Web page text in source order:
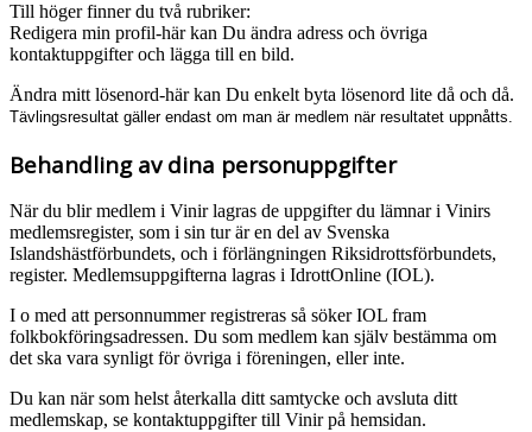
Till höger finner du två rubriker:
Redigera min profil-här kan Du ändra adress och övriga
kontaktuppgifter och lägga till en bild.
Ändra mitt lösenord-här kan Du enkelt byta lösenord lite då och då.
Tävlingsresultat gäller endast om man är medlem när resultatet uppnåtts.
Behandling av dina personuppgifter
När du blir medlem i Vinir lagras de uppgifter du lämnar i Vinirs
medlemsregister, som i sin tur är en del av Svenska
Islandshästförbundets, och i förlängningen Riksidrottsförbundets,
register. Medlemsuppgifterna lagras i IdrottOnline (IOL).
I o med att personnummer registreras så söker IOL fram
folkbokföringsadressen. Du som medlem kan själv bestämma om
det ska vara synligt för övriga i föreningen, eller inte.
Du kan när som helst återkalla ditt samtycke och avsluta ditt
medlemskap, se kontaktuppgifter till Vinir på hemsidan.